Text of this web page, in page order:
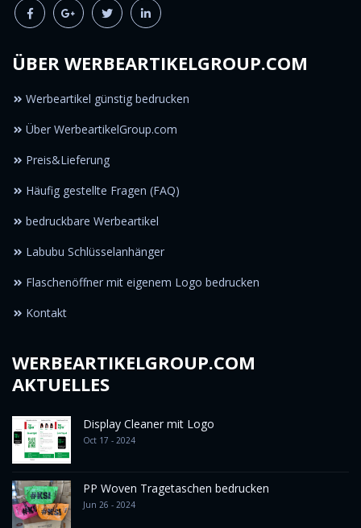
ÜBER WERBEARTIKELGROUP.COM
Werbeartikel günstig bedrucken
Über WerbeartikelGroup.com
Preis&Lieferung
Häufig gestellte Fragen (FAQ)
bedruckbare Werbeartikel
Labubu Schlüsselanhänger
Flaschenöffner mit eigenem Logo bedrucken
Kontakt
WERBEARTIKELGROUP.COM
AKTUELLES
Display Cleaner mit Logo
Oct 17 - 2024
PP Woven Tragetaschen bedrucken
Jun 26 - 2024